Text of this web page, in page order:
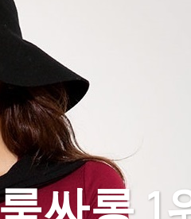
싸롱 1